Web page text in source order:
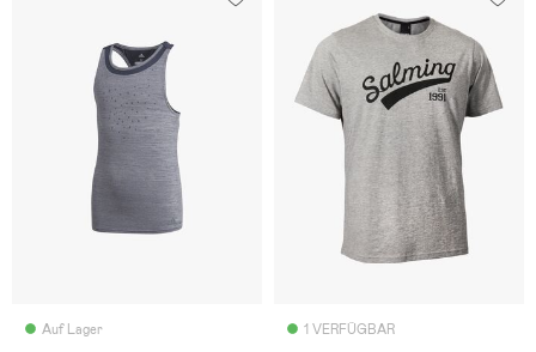
Auf Lager 1 VERFÜGBAR